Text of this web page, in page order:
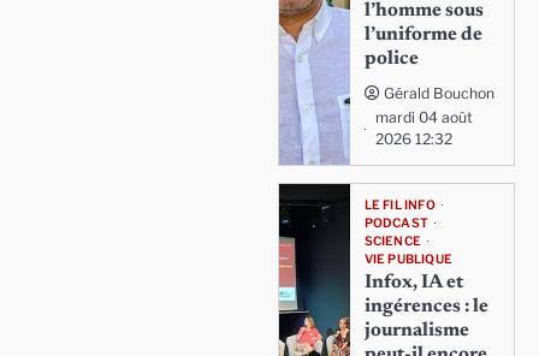
l’homme sous
l’uniforme de
police
Gérald Bouchon
mardi 04 août
2026 12:32
LE FIL INFO
PODCAST
SCIENCE
VIE PUBLIQUE
Infox, IA et
ingérences : le
journalisme